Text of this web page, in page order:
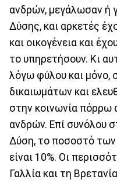
ανδρών, μεγάλωσαν ή
Δύσης, και αρκετές
και οικογένεια και
το υπηρετήσουν. Κι
λόγω φύλου και μόνο,
δικαιωμάτων και
στην κοινωνία πόρρω
ανδρών. Επί συνόλου
Δύση, το ποσοστό των
είναι 10%. Οι
Γαλλία και τη